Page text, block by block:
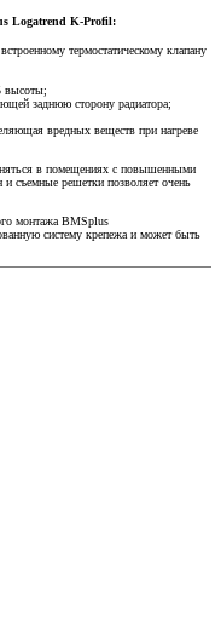
Logatrend K-Profil:
термостатическому клапану
высоты;
заднюю сторону радиатора;
вредных веществ при нагреве
в помещениях с повышенными
и съемные решетки позволяет очень
монтажа BMSplus
систему крепежа и может быть